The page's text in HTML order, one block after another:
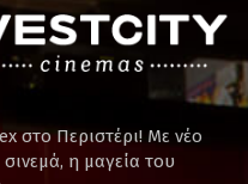
στο Περιστέρι! Mε νέο
η μαγεία του